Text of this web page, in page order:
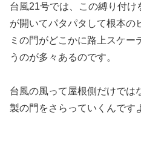
台風21号では、この縛り付け
が開いてパタパタして根本の
ミの門がどこかに路上スケ
うのが多々あるのです。
台風の風って屋根側だけでは
製の門をさらっていくんです